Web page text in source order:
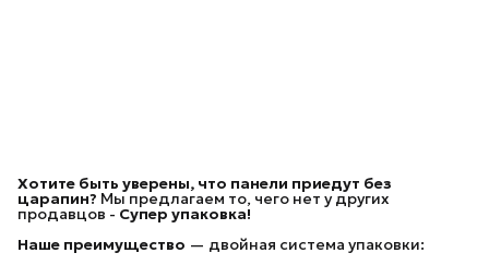
Хотите быть уверены, что панели приедут без
царапин? Мы предлагаем то, чего нет у других
продавцов - Супер упаковка!
Наше преимущество — двойная система упаковки: